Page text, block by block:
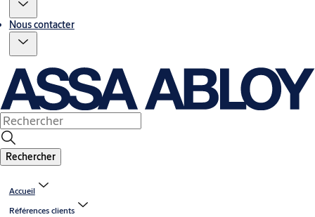
Nous contacter
Rechercher
Accueil
Références clients